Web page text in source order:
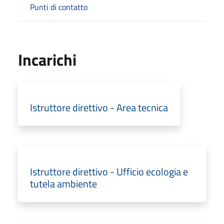
Punti di contatto
Incarichi
Istruttore direttivo - Area tecnica
Istruttore direttivo - Ufficio ecologia e
tutela ambiente